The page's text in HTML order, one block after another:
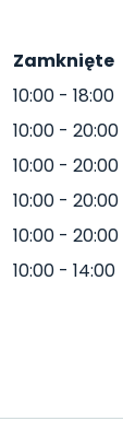
Zamknięte
10:00 - 18:00
10:00 - 20:00
10:00 - 20:00
10:00 - 20:00
10:00 - 20:00
10:00 - 14:00